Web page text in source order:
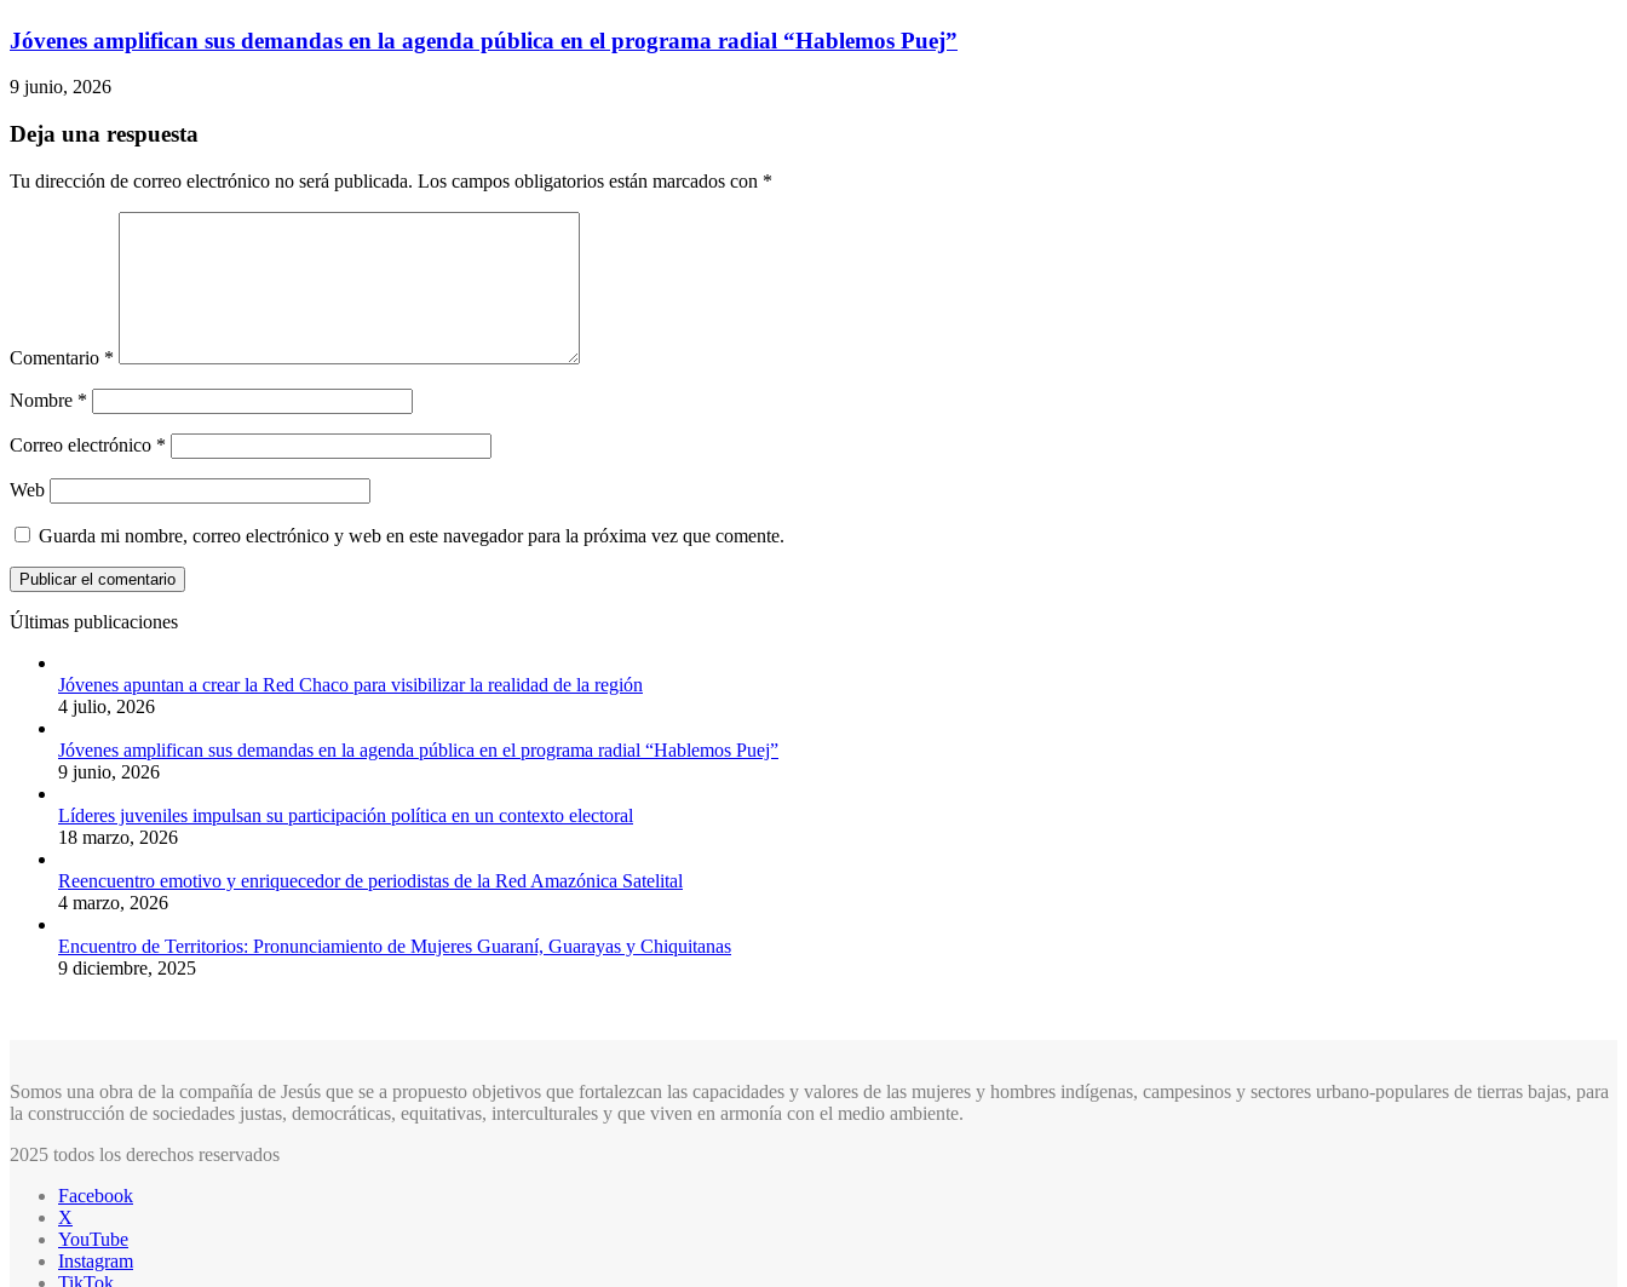
Jóvenes amplifican sus demandas en la agenda pública en el programa radial “Hablemos Puej”
9 junio, 2026
Deja una respuesta
Tu dirección de correo electrónico no será publicada. Los campos obligatorios están marcados con *
Comentario *
Nombre *
Correo electrónico *
Web
Guarda mi nombre, correo electrónico y web en este navegador para la próxima vez que comente.
Últimas publicaciones
Jóvenes apuntan a crear la Red Chaco para visibilizar la realidad de la región
4 julio, 2026
Jóvenes amplifican sus demandas en la agenda pública en el programa radial “Hablemos Puej”
9 junio, 2026
Líderes juveniles impulsan su participación política en un contexto electoral
18 marzo, 2026
Reencuentro emotivo y enriquecedor de periodistas de la Red Amazónica Satelital
4 marzo, 2026
Encuentro de Territorios: Pronunciamiento de Mujeres Guaraní, Guarayas y Chiquitanas
9 diciembre, 2025
Somos una obra de la compañía de Jesús que se a propuesto objetivos que fortalezcan las capacidades y valores de las mujeres y hombres indígenas, campesinos y sectores urbano-populares de tierras bajas, para
la construcción de sociedades justas, democráticas, equitativas, interculturales y que viven en armonía con el medio ambiente.
2025 todos los derechos reservados
Facebook
X
YouTube
Instagram
TikTok